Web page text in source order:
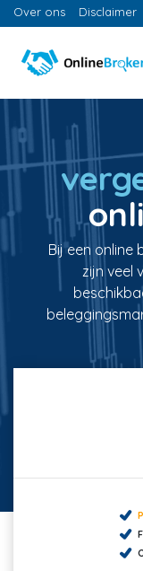
Over ons Disclaimer
Bij een online
zijn veel